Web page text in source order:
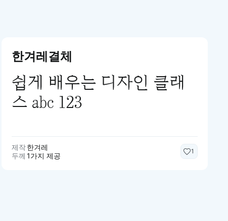
한겨레결체
쉽게 배우는 디자인 클래
스 abc 123
제작한겨레
두께 1가지 제공
1